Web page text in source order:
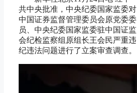
共中央批准，中央纪委国家监委对
中国证券监督管理委员会原党委委
员、中央纪委国家监委驻中国证监
会纪检监察组原组长王会民严重违
纪违法问题进行了立案审查调查。